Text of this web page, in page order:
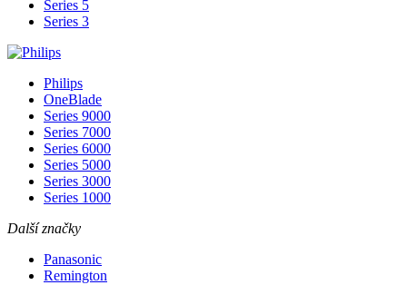
Series 5
Series 3
Philips
OneBlade
Series 9000
Series 7000
Series 6000
Series 5000
Series 3000
Series 1000
Další značky
Panasonic
Remington